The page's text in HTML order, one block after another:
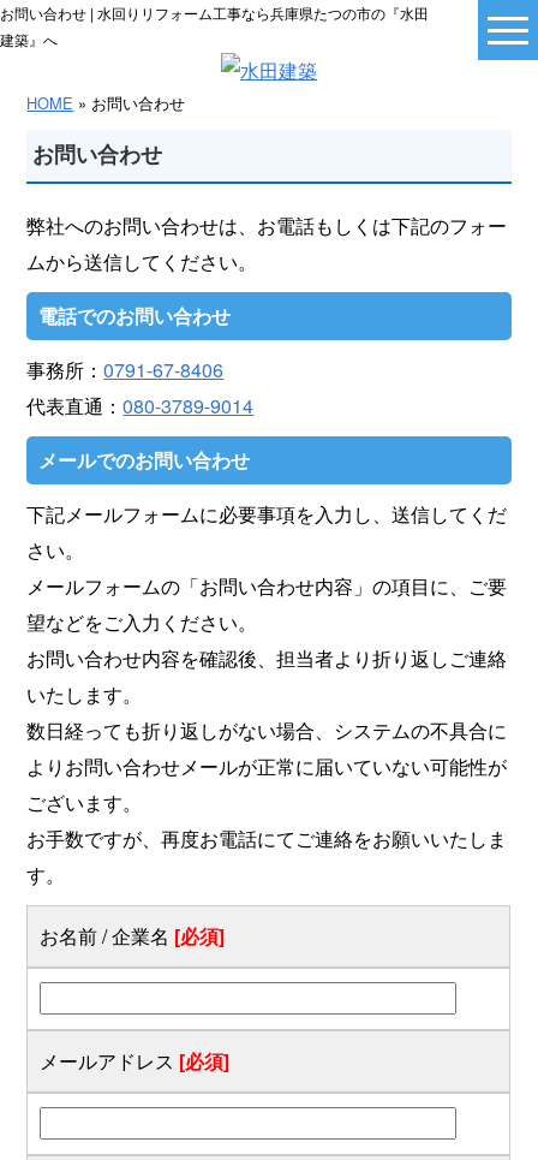
お問い合わせ | 水回りリフォーム工事なら兵庫県たつの市の『水田
建築』へ
HOME » お問い合わせ
お問い合わせ
弊社へのお問い合わせは、お電話もしくは下記のフォー
ムから送信してください。
電話でのお問い合わせ
事務所：0791-67-8406
代表直通：080-3789-9014
メールでのお問い合わせ
下記メールフォームに必要事項を入力し、送信してくだ
さい。
メールフォームの「お問い合わせ内容」の項目に、ご要
望などをご入力ください。
お問い合わせ内容を確認後、担当者より折り返しご連絡
いたします。
数日経っても折り返しがない場合、システムの不具合に
よりお問い合わせメールが正常に届いていない可能性が
ございます。
お手数ですが、再度お電話にてご連絡をお願いいたしま
す。
お名前 / 企業名 [必須]
メールアドレス [必須]